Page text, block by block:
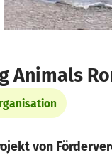
Animals
von